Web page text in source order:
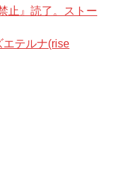
止』読了。ストー
エテルナ(rise